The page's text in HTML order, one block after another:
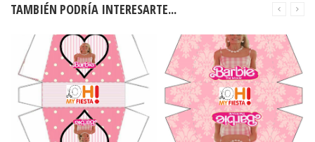
TAMBIÉN PODRÍA INTERESARTE...